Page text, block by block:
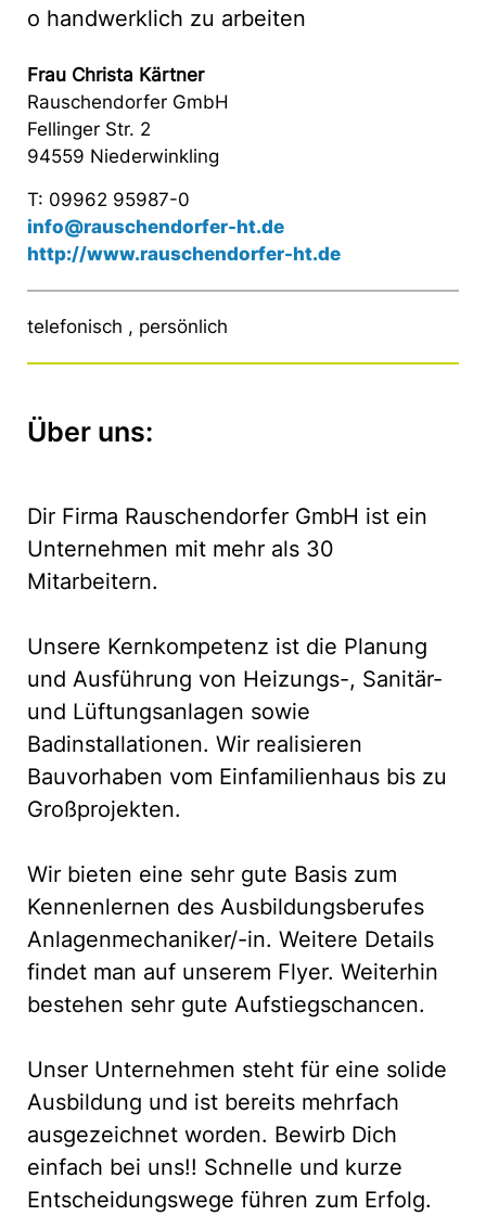
o handwerklich zu arbeiten
Frau Christa Kärtner
Rauschendorfer GmbH
Fellinger Str. 2
94559 Niederwinkling
T: 09962 95987-0
info@rauschendorfer-ht.de
http://www.rauschendorfer-ht.de
telefonisch , persönlich
Über uns:
Dir Firma Rauschendorfer GmbH ist ein
Unternehmen mit mehr als 30
Mitarbeitern.
Unsere Kernkompetenz ist die Planung
und Ausführung von Heizungs-, Sanitär-
und Lüftungsanlagen sowie
Badinstallationen. Wir realisieren
Bauvorhaben vom Einfamilienhaus bis zu
Großprojekten.
Wir bieten eine sehr gute Basis zum
Kennenlernen des Ausbildungsberufes
Anlagenmechaniker/-in. Weitere Details
findet man auf unserem Flyer. Weiterhin
bestehen sehr gute Aufstiegschancen.
Unser Unternehmen steht für eine solide
Ausbildung und ist bereits mehrfach
ausgezeichnet worden. Bewirb Dich
einfach bei uns!! Schnelle und kurze
Entscheidungswege führen zum Erfolg.